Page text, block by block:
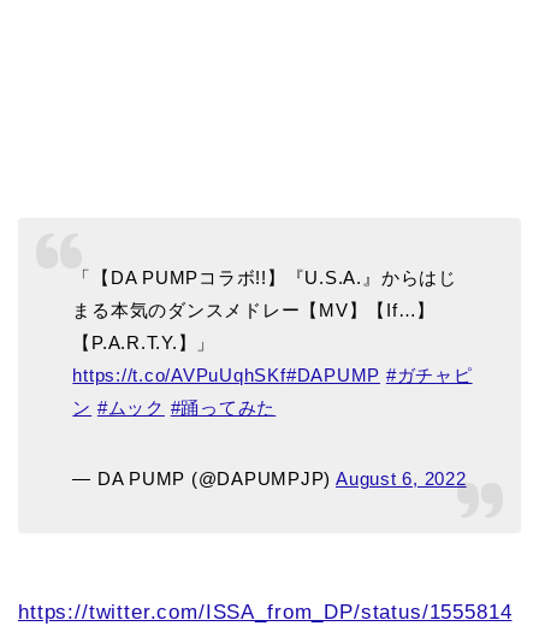
「【DA PUMPコラボ!!】『U.S.A.』からはじ
まる本気のダンスメドレー【MV】【If…】
【P.A.R.T.Y.】」
https://t.co/AVPuUqhSKf#DAPUMP #ガチャピ
ン #ムック #踊ってみた
— DA PUMP (@DAPUMPJP) August 6, 2022
https://twitter.com/ISSA_from_DP/status/1555814